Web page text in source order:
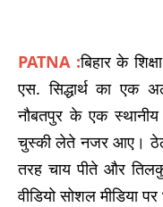
PATNA :बिहार के
एस. सिद्धार्थ का एक
नौबतपुर के एक
चुस्की लेते नजर आए। ठेठ
तरह चाय पीते और
वीडियो सोशल मीडिया